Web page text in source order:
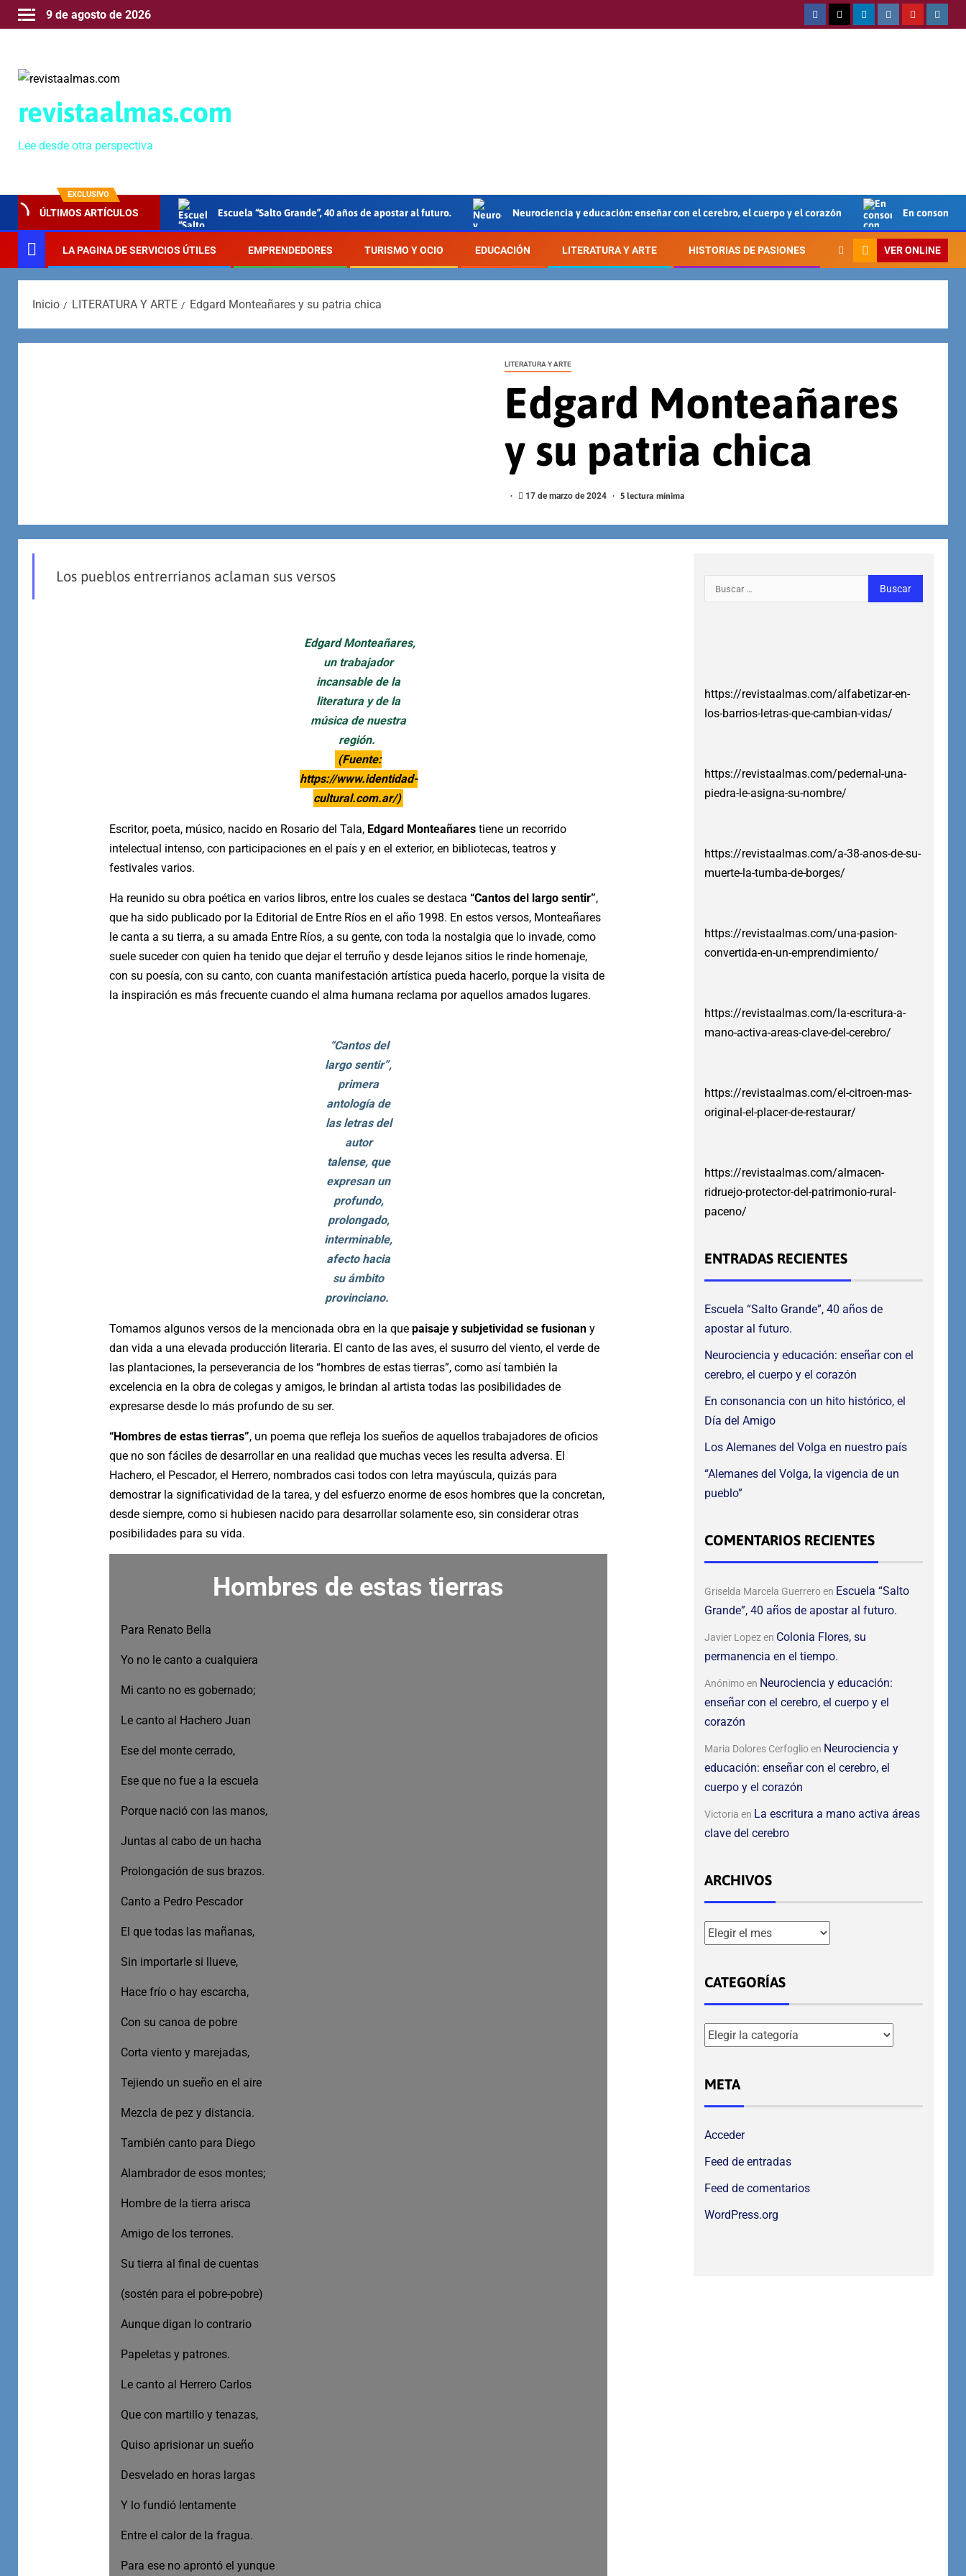
9 de agosto de 2026
revistaalmas.com
Lee desde otra perspectiva
EXCLUSIVO
ÚLTIMOS ARTÍCULOS Escuela “Salto Grande”, 40 años de apostar al futuro. Neurociencia y educación: enseñar con el cerebro, el cuerpo y el corazón En
LA PAGINA DE SERVICIOS ÚTILES EMPRENDEDORES TURISMO Y OCIO EDUCACIÓN LITERATURA Y ARTE HISTORIAS DE PASIONES VER ONLINE
Inicio LITERATURA Y ARTE Edgard Monteañares y su patria chica
LITERATURA Y ARTE
Edgard Monteañares
y su patria chica
17 de marzo de 2024 5 lectura mínima
Los pueblos entrerrianos aclaman sus versos
Edgard Monteañares,
un trabajador
incansable de la
literatura y de la
música de nuestra
región.
(Fuente:
https://www.identidad-
cultural.com.ar/)
Escritor, poeta, músico, nacido en Rosario del Tala, Edgard Monteañarestiene un recorrido
intelectual intenso, con participaciones en el país y en el exterior, en bibliotecas, teatros y
festivales varios.
Ha reunido su obra poética en varios libros, entre los cuales se destaca “Cantos del largo sentir”,
que ha sido publicado por la Editorial de Entre Ríos en el año 1998. En estos versos, Monteañares
le canta a su tierra, a su amada Entre Ríos, a su gente, con toda la nostalgia que lo invade, como
suele suceder con quien ha tenido que dejar el terruño y desde lejanos sitios le rinde homenaje,
con su poesía, con su canto, con cuanta manifestación artística pueda hacerlo, porque la visita de
la inspiración es más frecuente cuando el alma humana reclama por aquellos amados lugares.
“Cantos del
largo sentir”,
primera
antología de
las letras del
autor
talense, que
expresan un
profundo,
prolongado,
interminable,
afecto hacia
su ámbito
provinciano.
Tomamos algunos versos de la mencionada obra en la que paisaje y subjetividad se fusionany
dan vida a una elevada producción literaria. El canto de las aves, el susurro del viento, el verde de
las plantaciones, la perseverancia de los “hombres de estas tierras”, como así también la
excelencia en la obra de colegas y amigos, le brindan al artista todas las posibilidades de
expresarse desde lo más profundo de su ser.
“Hombres de estas tierras”, un poema que refleja los sueños de aquellos trabajadores de oficios
que no son fáciles de desarrollar en una realidad que muchas veces les resulta adversa. El
Hachero, el Pescador, el Herrero, nombrados casi todos con letra mayúscula, quizás para
demostrar la significatividad de la tarea, y del esfuerzo enorme de esos hombres que la concretan,
desde siempre, como si hubiesen nacido para desarrollar solamente eso, sin considerar otras
posibilidades para su vida.
Hombres de estas tierras
Para Renato Bella
Yo no le canto a cualquiera
Mi canto no es gobernado;
Le canto al Hachero Juan
Ese del monte cerrado,
Ese que no fue a la escuela
Porque nació con las manos,
Juntas al cabo de un hacha
Prolongación de sus brazos.
Canto a Pedro Pescador
El que todas las mañanas,
Sin importarle si llueve,
Hace frío o hay escarcha,
Con su canoa de pobre
Corta viento y marejadas,
Tejiendo un sueño en el aire
Mezcla de pez y distancia.
También canto para Diego
Alambrador de esos montes;
Hombre de la tierra arisca
Amigo de los terrones.
Su tierra al final de cuentas
(sostén para el pobre-pobre)
Aunque digan lo contrario
Papeletas y patrones.
Le canto al Herrero Carlos
Que con martillo y tenazas,
Quiso aprisionar un sueño
Desvelado en horas largas
Y lo fundió lentamente
Entre el calor de la fragua.
Para ese no aprontó el yunque
https://revistaalmas.com/alfabetizar-en-
los-barrios-letras-que-cambian-vidas/
https://revistaalmas.com/pedernal-una-
piedra-le-asigna-su-nombre/
https://revistaalmas.com/a-38-anos-de-su-
muerte-la-tumba-de-borges/
https://revistaalmas.com/una-pasion-
convertida-en-un-emprendimiento/
https://revistaalmas.com/la-escritura-a-
mano-activa-areas-clave-del-cerebro/
https://revistaalmas.com/el-citroen-mas-
original-el-placer-de-restaurar/
https://revistaalmas.com/almacen-
ridruejo-protector-del-patrimonio-rural-
paceno/
ENTRADAS RECIENTES
Escuela “Salto Grande”, 40 años de
apostar al futuro.
Neurociencia y educación: enseñar con el
cerebro, el cuerpo y el corazón
En consonancia con un hito histórico, el
Día del Amigo
Los Alemanes del Volga en nuestro país
“Alemanes del Volga, la vigencia de un
pueblo”
COMENTARIOS RECIENTES
Griselda Marcela Guerreroen Escuela “Salto
Grande”, 40 años de apostar al futuro.
Javier Lopezen Colonia Flores, su
permanencia en el tiempo.
Anónimoen Neurociencia y educación:
enseñar con el cerebro, el cuerpo y el
corazón
Maria Dolores Cerfoglioen Neurociencia y
educación: enseñar con el cerebro, el
cuerpo y el corazón
Victoria en La escritura a mano activa áreas
clave del cerebro
ARCHIVOS
CATEGORÍAS
META
Acceder
Feed de entradas
Feed de comentarios
WordPress.org